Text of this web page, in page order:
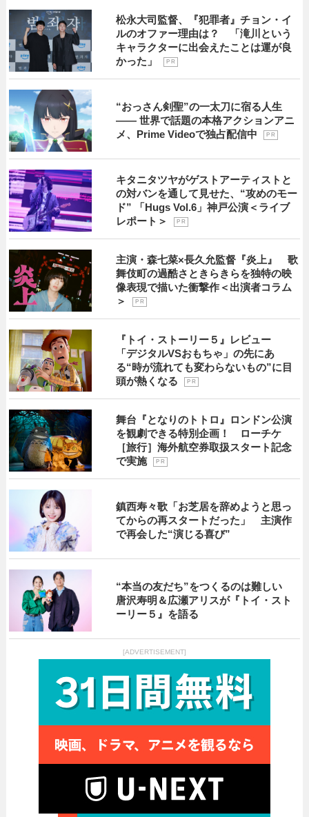
松永大司監督、『犯罪者』チョン・イ
ルのオファー理由は？ 「滝川という
キャラクターに出会えたことは運が良
かった」
P R
“おっさん剣聖”の一太刀に宿る人生
―― 世界で話題の本格アクションアニ
メ、Prime Videoで独占配信中
P R
キタニタツヤがゲストアーティストと
の対バンを通して見せた、“攻めのモー
ド” 「Hugs Vol.6」神戸公演＜ライブ
レポート＞
P R
主演・森七菜×長久允監督『炎上』 歌
舞伎町の過酷さときらきらを独特の映
像表現で描いた衝撃作＜出演者コラム
＞
P R
『トイ・ストーリー５』レビュー
「デジタルVSおもちゃ」の先にあ
る“時が流れても変わらないもの”に目
頭が熱くなる
P R
舞台『となりのトトロ』ロンドン公演
を観劇できる特別企画！ ローチケ
［旅行］海外航空券取扱スタート記念
で実施
P R
鎮西寿々歌「お芝居を辞めようと思っ
てからの再スタートだった」 主演作
で再会した“演じる喜び”
“本当の友だち”をつくるのは難しい
唐沢寿明＆広瀬アリスが『トイ・スト
ーリー５』を語る
[ADVERTISEMENT]